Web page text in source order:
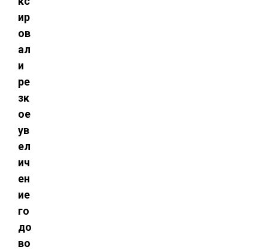
ир
ов
ал
и
ре
зк
ое
ув
ел
ич
ен
ие
го
до
во